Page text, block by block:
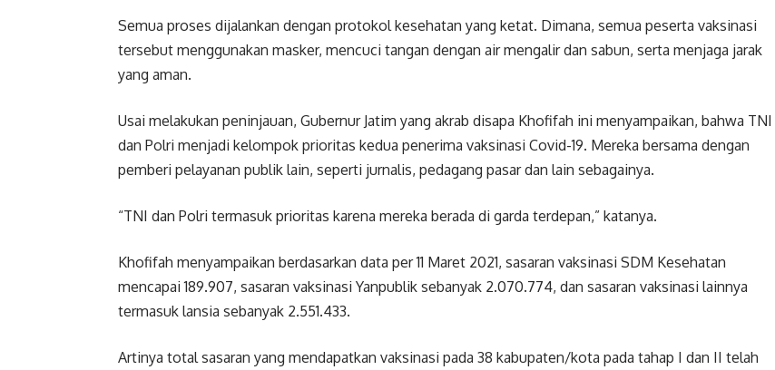
Semua proses dijalankan dengan protokol kesehatan yang ketat. Dimana, semua peserta vaksinasi
tersebut menggunakan masker, mencuci tangan dengan air mengalir dan sabun, serta menjaga jarak
yang aman.
Usai melakukan peninjauan, Gubernur Jatim yang akrab disapa Khofifah ini menyampaikan, bahwa TNI
dan Polri menjadi kelompok prioritas kedua penerima vaksinasi Covid-19. Mereka bersama dengan
pemberi pelayanan publik lain, seperti jurnalis, pedagang pasar dan lain sebagainya.
“TNI dan Polri termasuk prioritas karena mereka berada di garda terdepan,” katanya.
Khofifah menyampaikan berdasarkan data per 11 Maret 2021, sasaran vaksinasi SDM Kesehatan
mencapai 189.907, sasaran vaksinasi Yanpublik sebanyak 2.070.774, dan sasaran vaksinasi lainnya
termasuk lansia sebanyak 2.551.433.
Artinya total sasaran yang mendapatkan vaksinasi pada 38 kabupaten/kota pada tahap I dan II telah